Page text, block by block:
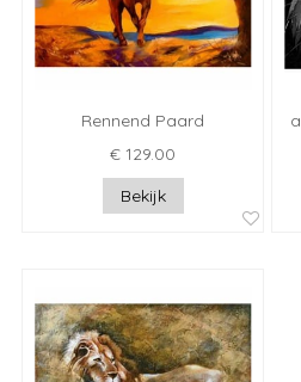
Rennend Paard
€ 129.00
Bekijk